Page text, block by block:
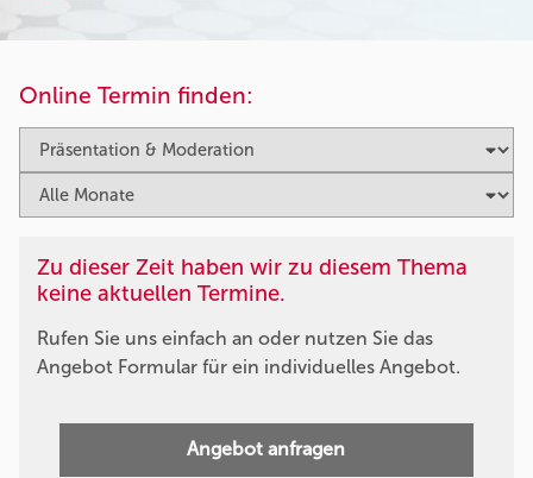
Online Termin finden:
Zu dieser Zeit haben wir zu diesem Thema
keine aktuellen Termine.
Rufen Sie uns einfach an oder nutzen Sie das
Angebot Formular für ein individuelles Angebot.
Angebot anfragen